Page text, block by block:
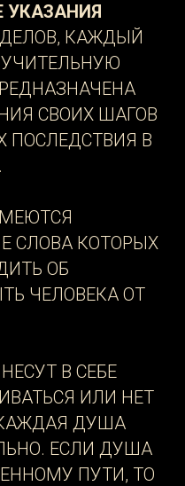
УКАЗАНИЯ
КАЖДЫЙ
СВОИХ ШАГОВ
ПОСЛЕДСТВИЯ В
СЛОВА КОТОРЫХ
ОБ
ЧЕЛОВЕКА ОТ
В СЕБЕ
ИЛИ НЕТ
ДУША
ЕСЛИ ДУША
ПУТИ, ТО